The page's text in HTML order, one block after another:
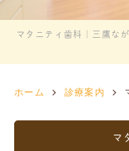
マタニティ歯科｜三鷹な
ホーム 診療案内
マ